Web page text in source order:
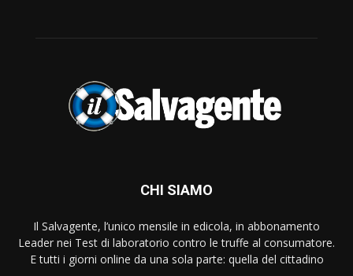
CHI SIAMO
Il Salvagente, l’unico mensile in edicola, in abbonamento
Leader nei Test di laboratorio contro le truffe al consumatore.
E tutti i giorni online da una sola parte: quella del cittadino